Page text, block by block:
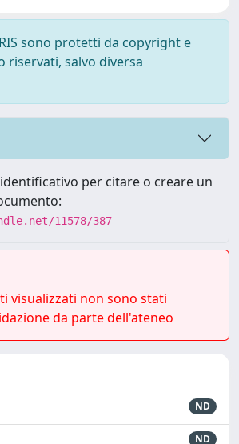
sono protetti da copyright e
salvo diversa
per citare o creare un
11578/387
visualizzati non sono stati
da parte dell'ateneo
ND
ND